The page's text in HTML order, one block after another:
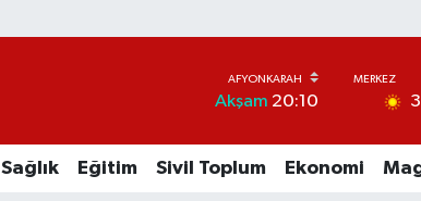
Akşam 20:10
Sağlık Eğitim Sivil Toplum Ekonomi